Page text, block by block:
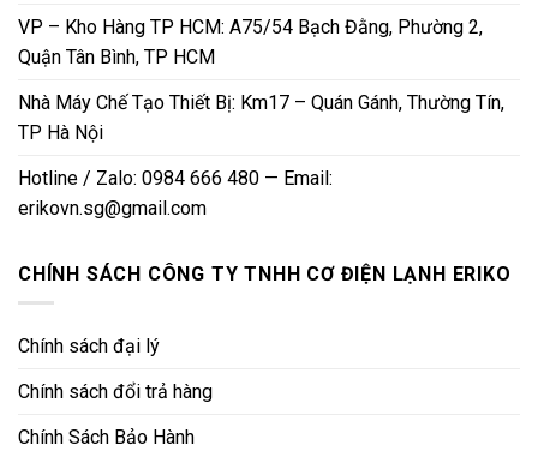
VP – Kho Hàng TP HCM: A75/54 Bạch Đằng, Phường 2,
Quận Tân Bình, TP HCM
Nhà Máy Chế Tạo Thiết Bị: Km17 – Quán Gánh, Thường Tín,
TP Hà Nội
Hotline / Zalo: 0984 666 480 — Email:
erikovn.sg@gmail.com
CHÍNH SÁCH CÔNG TY TNHH CƠ ĐIỆN LẠNH ERIKO
Chính sách đại lý
Chính sách đổi trả hàng
Chính Sách Bảo Hành